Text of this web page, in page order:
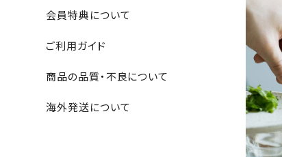
会員特典について
ご利用ガイド
商品の品質・不良について
海外発送について